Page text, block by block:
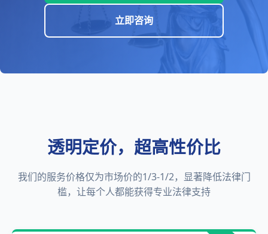
立即咨询
透明定价，超高性价比
我们的服务价格仅为市场价的1/3-1/2，显著降低法律门
槛，让每个人都能获得专业法律支持